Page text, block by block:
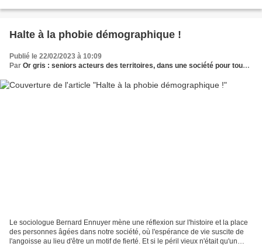
Halte à la phobie démographique !
Publié le 22/02/2023 à 10:09
Par Or gris : seniors acteurs des territoires, dans une société pour tous les âges
Le sociologue Bernard Ennuyer mène une réflexion sur l'histoire et la place
des personnes âgées dans notre société, où l'espérance de vie suscite de
l'angoisse au lieu d'être un motif de fierté. Et si le péril vieux n'était qu'un